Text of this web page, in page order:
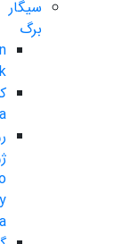
سیگار
برگ
y